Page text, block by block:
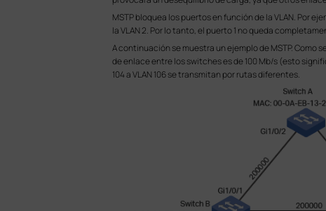
MSTP bloquea los puertos en función de la VLAN. Por
la VLAN 2. Por lo tanto, el puerto 1 no queda
A continuación se muestra un ejemplo de MSTP. Como
de enlace entre los switches es de 100 Mb/s (esto
104 a VLAN 106 se transmitan por rutas diferentes.